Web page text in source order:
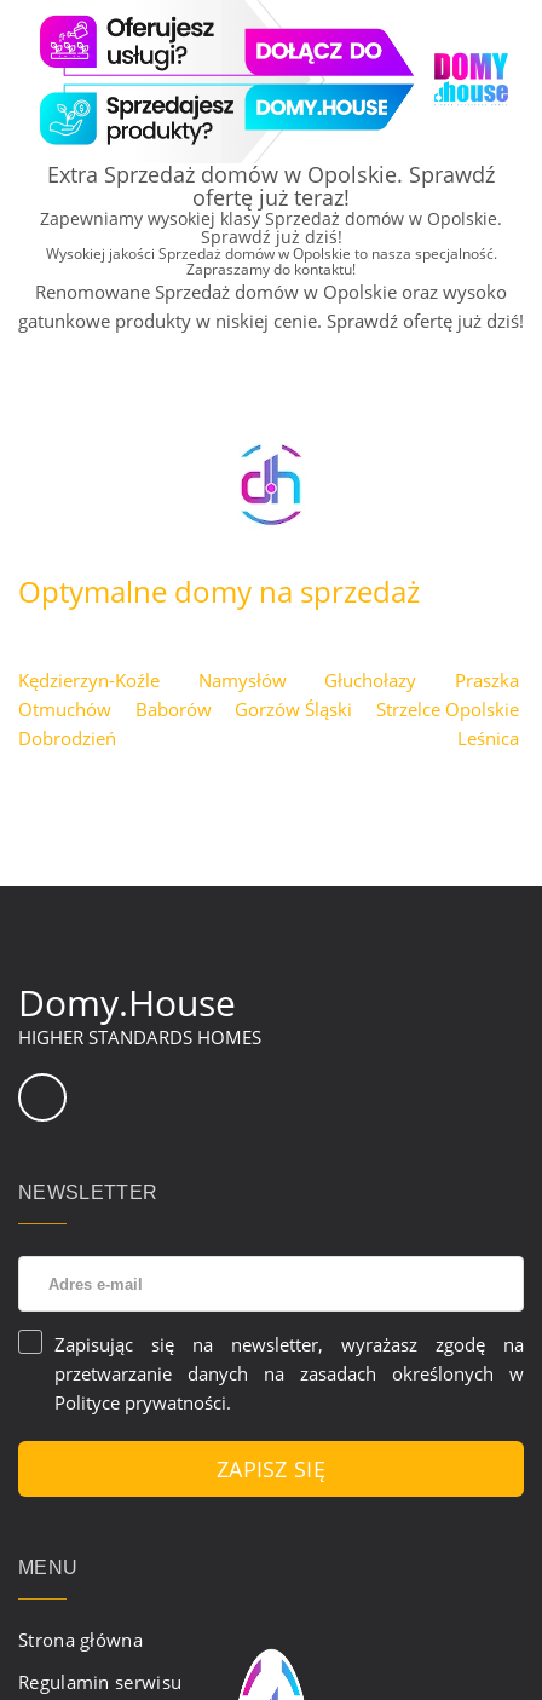
Extra Sprzedaż domów w Opolskie. Sprawdź
ofertę już teraz!
Zapewniamy wysokiej klasy Sprzedaż domów w Opolskie.
Sprawdź już dziś!
Wysokiej jakości Sprzedaż domów w Opolskie to nasza specjalność.
Zapraszamy do kontaktu!
Renomowane Sprzedaż domów w Opolskie oraz wysoko
gatunkowe produkty w niskiej cenie. Sprawdź ofertę już dziś!
Optymalne domy na sprzedaż
Kędzierzyn-Koźle Namysłów Głuchołazy
Praszka
Otmuchów
Baborów Gorzów Śląski
Strzelce Opolskie
Dobrodzień
Leśnica
Domy.House
HIGHER STANDARDS HOMES
NEWSLETTER
Zapisując się na newsletter, wyrażasz zgodę na
przetwarzanie danych na zasadach określonych w
Polityce prywatności.
ZAPISZ SIĘ
MENU
Strona główna
Regulamin serwisu